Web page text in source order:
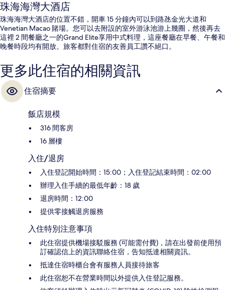
珠海海灣大酒店
珠海海灣大酒店的位置不錯，開車 15 分鐘內可以到路氹金光大道和
Venetian Macao 賭場。您可以去附設的室外游泳池游上幾圈，然後再去
這裡 2 間餐廳之一的Grand Elite享用中式料理，這座餐廳在早餐、午餐和
晚餐時段均有開放。旅客都對住宿的友善員工讚不絕口。
更多此住宿的相關資訊
住宿摘要
飯店規模
316 間客房
16 層樓
入住/退房
入住登記開始時間：15:00；入住登記結束時間：02:00
辦理入住手續的最低年齡：18 歲
退房時間：12:00
提供零接觸退房服務
入住特別注意事項
此住宿提供機場接駁服務 (可能需付費)，請在出發前使用預
訂確認信上的資訊聯絡住宿，告知抵達相關資訊。
抵達住宿時櫃台會有服務人員接待旅客
此住宿恕不在營業時間以外提供入住登記服務。